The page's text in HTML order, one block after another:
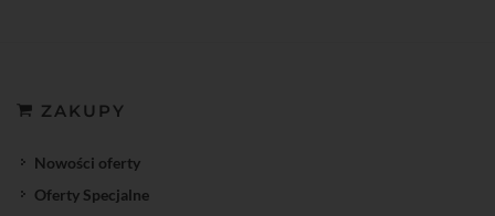
ZAKUPY
Nowości oferty
Oferty Specjalne